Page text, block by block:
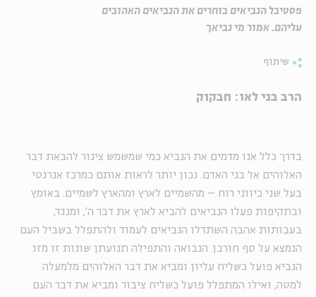
פסטיבל הנביאים בוחרים את הנביאים האהובים
עליהם. אמור מי נביאך
שיתוף
הרב בני לאו: חבקוק
בדרך כלל אנו מדמים את הנביא כמי שמשמש צינור להבאת דבר
האלוהים אל בני האדם. נכון יותר לראות אותם כמרכז אנרגטי
בעל שני כיווני רוח – מהשמיים לארץ ומהארץ לשמיים. באומץ
ובתקיפות פעלו הנביאים להביא לארץ את דבר ה', ומנגד,
בעבותות אהבה השתדלו הנביאים לעמוד ולהתפלל בשביל העם
הנמצא על סף חורבן. הנבואה והתפילה תנועתן שונות זו מזו.
הנביא פועל כשליח עליון ומביא את דבר האלוהים מלמעלה
למטה, ואילו המתפלל פועל כשליח ציבור ומביא את דבר העם